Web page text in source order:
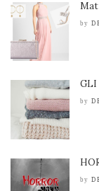
by
GLI
by
by